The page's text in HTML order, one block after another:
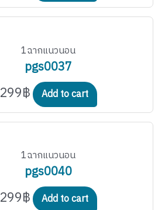
1ฉากแนวนอน
pgs0037
299฿ Add to cart
1ฉากแนวนอน
pgs0040
299฿ Add to cart